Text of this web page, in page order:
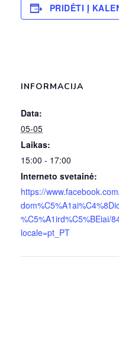
PRIDĖTI Į
INFORMACIJA
Data:
05-05
Laikas:
15:00 - 17:00
Interneto svetainė:
https://
%C5%A1ird%C5%BEiai/
locale=pt_PT